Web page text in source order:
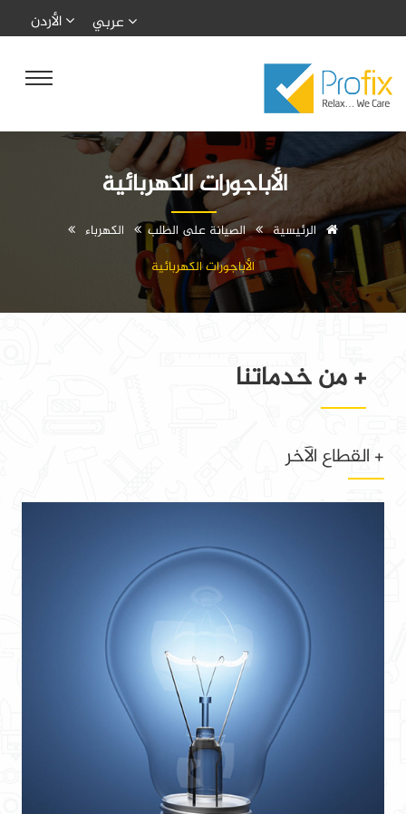
الأباجورات الكهربائية
الرئيسية الصيانة على الطلب
الكهرباء
الأباجورات الكهربائية
+ من خدماتنا
+ القطاع الآخر